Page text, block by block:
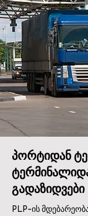
პორტიდან
გადაზიდვები
PLP-ის